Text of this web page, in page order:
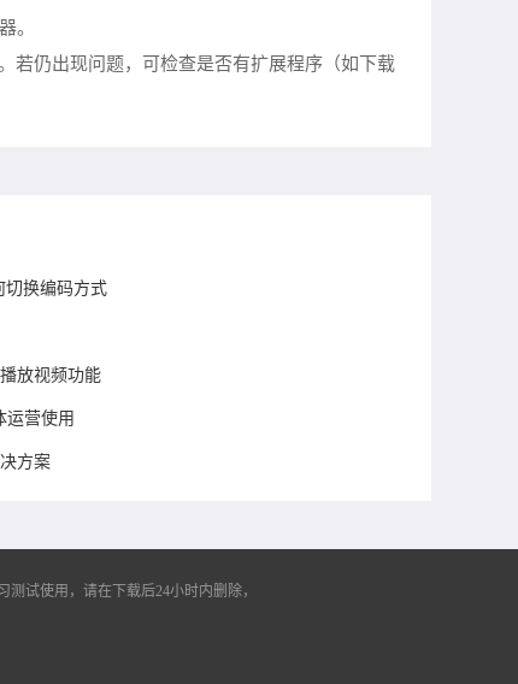
。
若仍出现问题，可检查是否有扩展程序（如下载
切换编码方式
放视频功能
运营使用
方案
试使用，请在下载后24小时内删除，